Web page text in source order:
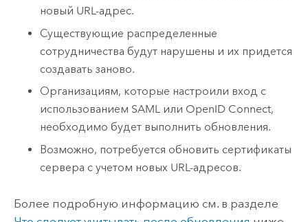
новый URL-адрес.
Существующие распределенные
сотрудничества будут нарушены и их придется
создавать заново.
Организациям, которые настроили вход с
использованием SAML или OpenID Connect,
необходимо будет выполнить обновления.
Возможно, потребуется обновить сертификаты
сервера с учетом новых URL-адресов.
Более подробную информацию см. в разделе